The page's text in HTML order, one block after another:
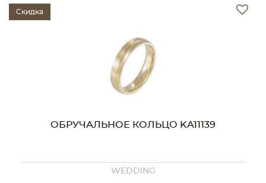
Скидка
ОБРУЧАЛЬНОЕ КОЛЬЦО KA11139
WEDDING